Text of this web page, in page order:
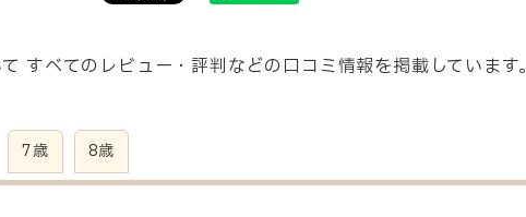
すべてのレビュー・評判などの口コミ情報を掲載しています。
7歳 8歳